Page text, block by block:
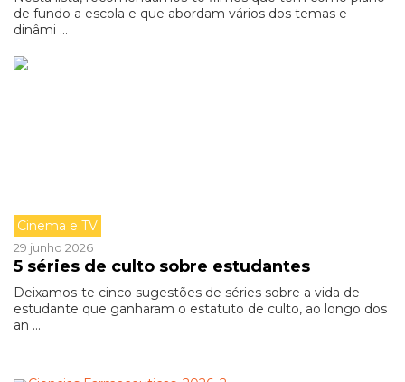
de fundo a escola e que abordam vários dos temas e
dinâmi ...
Cinema e TV
29 junho 2026
5 séries de culto sobre estudantes
Deixamos-te cinco sugestões de séries sobre a vida de
estudante que ganharam o estatuto de culto, ao longo dos
an ...